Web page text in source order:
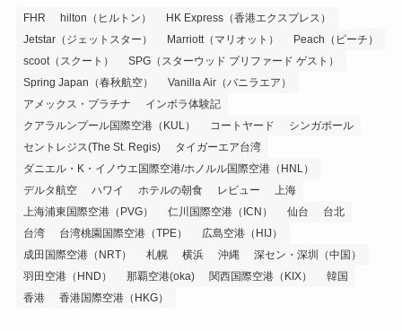
FHR hilton（ヒルトン）
HK Express（香港エクスプレス）
Jetstar（ジェットスター）
Marriott（マリオット）
Peach（ピーチ）
scoot（スクート）
SPG（スターウッド プリファード ゲスト）
Spring Japan（春秋航空）
Vanilla Air（バニラエア）
アメックス・プラチナ
インボラ体験記
クアラルンプール国際空港（KUL）
コートヤード
シンガポール
セントレジス(The St. Regis)
タイガーエア台湾
ダニエル・K・イノウエ国際空港/ホノルル国際空港（HNL）
デルタ航空
ハワイ ホテルの朝食 レビュー
上海
上海浦東国際空港（PVG）
仁川国際空港（ICN） 仙台
台北
台湾
台湾桃園国際空港（TPE）
広島空港（HIJ）
成田国際空港（NRT）
札幌 横浜 沖縄
深セン・深圳（中国）
羽田空港（HND）
那覇空港(oka) 関西国際空港（KIX）
韓国
香港
香港国際空港（HKG）